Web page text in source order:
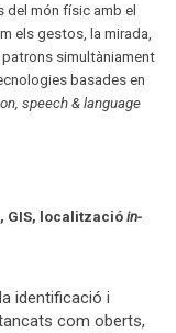
del món físic amb el
els gestos, la mirada,
simultàniament
basades en
speech & language
GIS, localització in-
identificació i
com oberts,